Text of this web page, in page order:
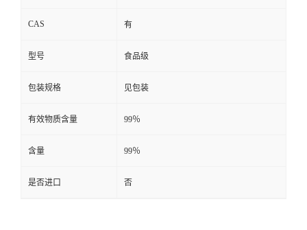
CAS 有
型号 食品级
包装规格 见包装
有效物质含量 99％
含量 99％
是否进口 否